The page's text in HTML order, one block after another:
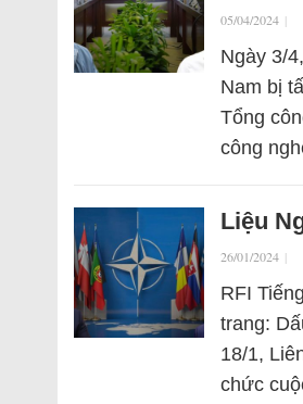
05/04/2024 |
Ngày 3/
Nam bị
Tổng
công
Liệu
26/01/2024 |
RFI
trang:
18/1,
chức